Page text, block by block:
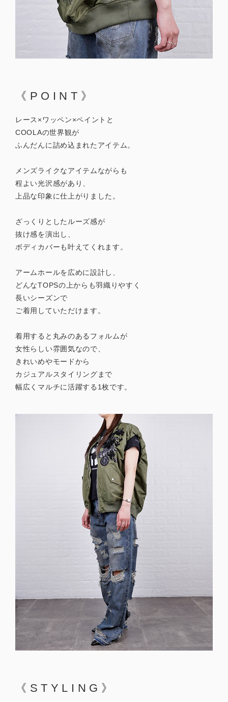
《POINT》
レース×ワッペン×ペイントと
COOLAの世界観が
ふんだんに詰め込まれたアイテム。
メンズライクなアイテムながらも
程よい光沢感があり、
上品な印象に仕上がりました。
ざっくりとしたルーズ感が
抜け感を演出し、
ボディカバーも叶えてくれます。
アームホールを広めに設計し、
どんなTOPSの上からも羽織りやすく
長いシーズンで
ご着用していただけます。
着用すると丸みのあるフォルムが
女性らしい雰囲気なので、
きれいめやモードから
カジュアルスタイリングまで
幅広くマルチに活躍する1枚です。
《STYLING》